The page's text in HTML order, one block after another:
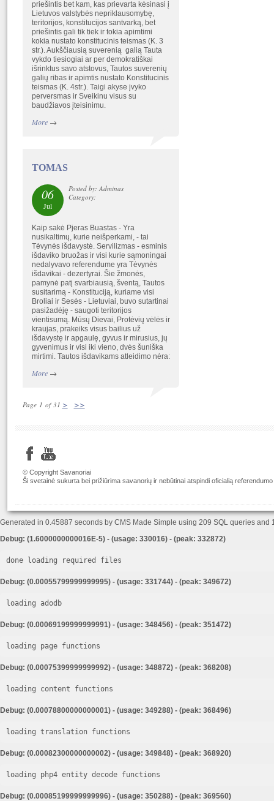
priešintis bet kam, kas prievarta kėsinasi į
Lietuvos valstybės nepriklausomybę,
teritorijos, konstitucijos santvarką, bet
priešintis gali tik tiek ir tokia apimtimi
kokia nustato konstitucinis teismas (K. 3
str.). Aukščiausią suverenią galią Tauta
vykdo tiesiogiai ar per demokratiškai
išrinktus savo atstovus, Tautos suverenių
galių ribas ir apimtis nustato Konstitucinis
teismas (K. 4str.). Taigi akyse įvyko
perversmas ir Sveikinu visus su
baudžiavos įteisinimu.
More→
TOMAS
06
Jul
Posted by: Adminas
Category:
Kaip sakė Pjeras Buastas - Yra
nusikaltimų, kurie neišperkami, - tai
Tėvynės išdavystė. Servilizmas - esminis
išdaviko bruožas ir visi kurie sąmoningai
nedalyvavo referendume yra Tėvynės
išdavikai - dezertyrai. Šie žmonės,
pamynė patį svarbiausią, šventą, Tautos
susitarimą - Konstituciją, kuriame visi
Broliai ir Sesės - Lietuviai, buvo sutartinai
pasižadėję - saugoti teritorijos
vientisumą. Mūsų Dievai, Protėvių vėlės ir
kraujas, prakeiks visus bailius už
išdavystę ir apgaulę, gyvus ir mirusius, jų
gyvenimus ir visi iki vieno, dvės šuniška
mirtimi. Tautos išdavikams atleidimo nėra:
More→
Page 1 of 31 > >>
© Copyright Savanoriai
Ši svetainė sukurta bei prižiūrima savanorių ir nebūtinai atspindi oficialią
Generated in 0.45887 seconds by CMS Made Simple using 209 SQL queries
Debug: (1.6000000000016E-5) - (usage: 330016) - (peak: 332872)
done loading required files
Debug: (0.00055799999999995) - (usage: 331744) - (peak: 349672)
loading adodb
Debug: (0.00069199999999991) - (usage: 348456) - (peak: 351472)
loading page functions
Debug: (0.00075399999999992) - (usage: 348872) - (peak: 368208)
loading content functions
Debug: (0.00078800000000001) - (usage: 349288) - (peak: 368496)
loading translation functions
Debug: (0.00082300000000002) - (usage: 349848) - (peak: 368920)
loading php4 entity decode functions
Debug: (0.00085199999999996) - (usage: 350288) - (peak: 369560)